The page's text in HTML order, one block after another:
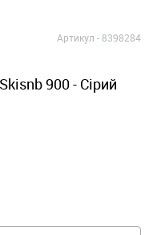
Артикул -8398284
900 - Сірий